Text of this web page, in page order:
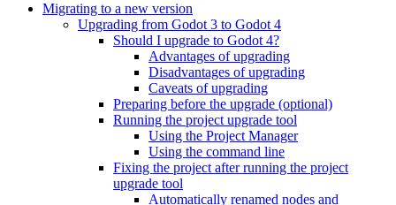
Migrating to a new version
Upgrading from Godot 3 to Godot 4
Should I upgrade to Godot 4?
Advantages of upgrading
Disadvantages of upgrading
Caveats of upgrading
Preparing before the upgrade (optional)
Running the project upgrade tool
Using the Project Manager
Using the command line
Fixing the project after running the project
upgrade tool
Automatically renamed nodes and